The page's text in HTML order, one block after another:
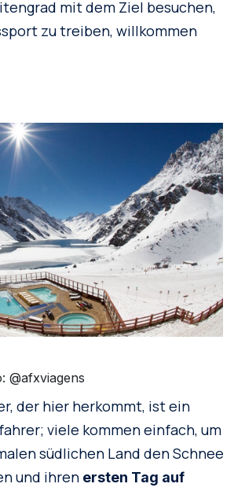
mit dem Ziel besuchen,
zu treiben, willkommen
@afxviagens
der hier herkommt, ist ein
viele kommen einfach, um
südlichen Land den Schnee
und ihren ersten Tag auf